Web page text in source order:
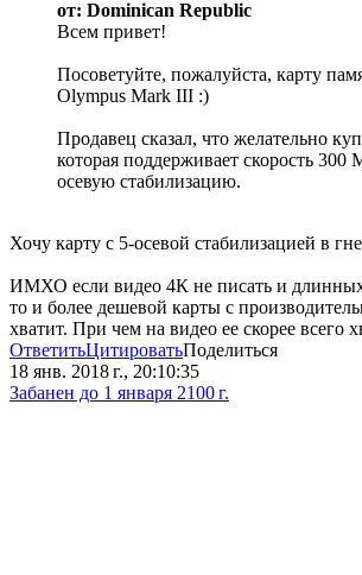
от: Dominican Republic
Всем привет!
Посоветуйте, пожалуйста, карту
Olympus Mark III :)
Продавец сказал, что желательно
которая поддерживает скорость 300
осевую стабилизацию.
Хочу карту с 5-осевой стабилизацией в
ИМХО если видео 4К не писать и
то и более дешевой карты с
хватит. При чем на видео ее скорее всего
ОтветитьЦитироватьПоделиться
18 янв. 2018 г., 20:10:35
Забанен до 1 января 2100 г.